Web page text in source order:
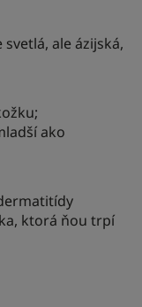
ale ázijská,
ako
ktorá ňou trpí